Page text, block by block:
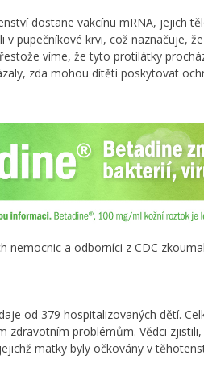
dostane vakcínu mRNA, jejich
v pupečníkové krvi, což naznačuje,
víme, že tyto protilátky
zda mohou dítěti poskytovat
nemocnic a odborníci z CDC
od 379 hospitalizovaných dětí.
zdravotním problémům. Vědci
matky byly očkovány v